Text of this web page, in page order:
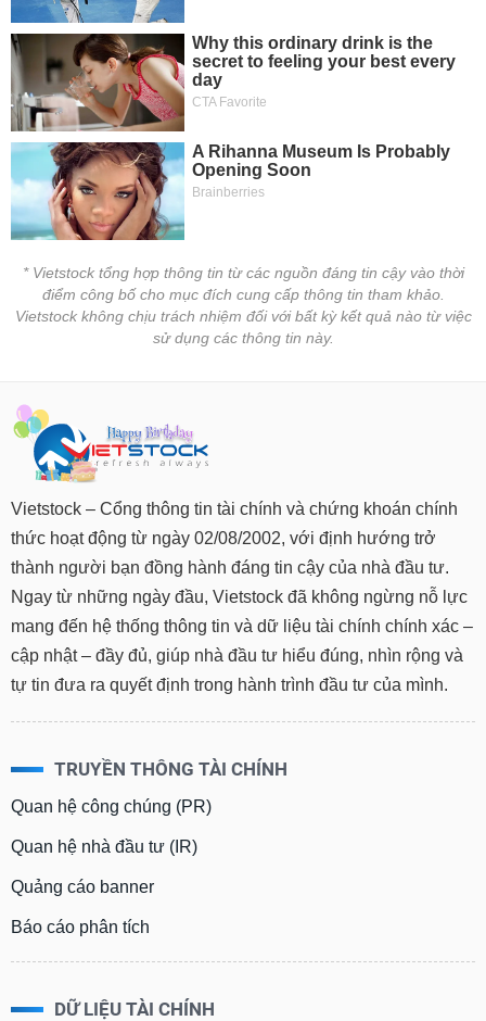
* Vietstock tổng hợp thông tin từ các nguồn đáng tin cậy vào thời
điểm công bố cho mục đích cung cấp thông tin tham khảo.
Vietstock không chịu trách nhiệm đối với bất kỳ kết quả nào từ việc
sử dụng các thông tin này.
Vietstock – Cổng thông tin tài chính và chứng khoán chính
thức hoạt động từ ngày 02/08/2002, với định hướng trở
thành người bạn đồng hành đáng tin cậy của nhà đầu tư.
Ngay từ những ngày đầu, Vietstock đã không ngừng nỗ lực
mang đến hệ thống thông tin và dữ liệu tài chính chính xác –
cập nhật – đầy đủ, giúp nhà đầu tư hiểu đúng, nhìn rộng và
tự tin đưa ra quyết định trong hành trình đầu tư của mình.
TRUYỀN THÔNG TÀI CHÍNH
Quan hệ công chúng (PR)
Quan hệ nhà đầu tư (IR)
Quảng cáo banner
Báo cáo phân tích
DỮ LIỆU TÀI CHÍNH